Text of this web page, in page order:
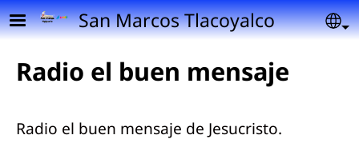
Pasar al contenido principal
San Marcos Tlacoyalco
Radio el buen mensaje
Radio el buen mensaje de Jesucristo.